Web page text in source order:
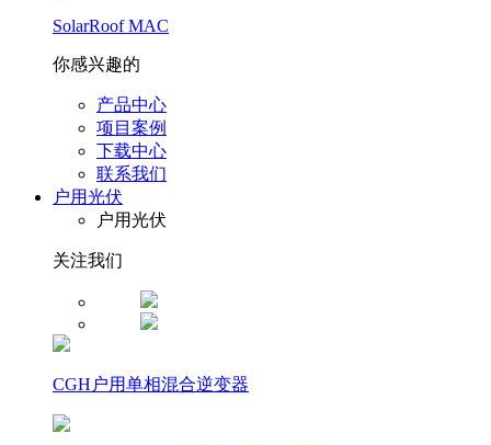
SolarRoof MAC
你感兴趣的
产品中心
项目案例
下载中心
联系我们
户用光伏
户用光伏
关注我们
CGH户用单相混合逆变器